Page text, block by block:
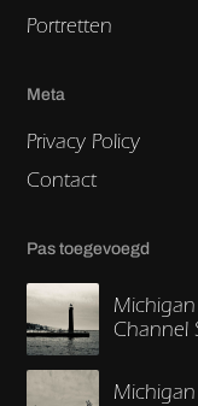
Portretten
Meta
Privacy Policy
Contact
Pas toegevoegd
Channel